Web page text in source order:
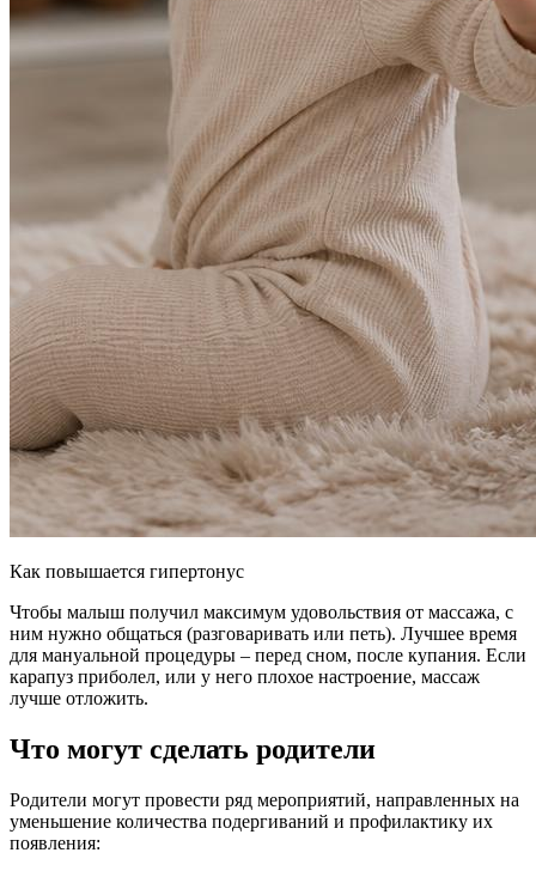
Как повышается гипертонус
Чтобы малыш получил максимум удовольствия от массажа, с
ним нужно общаться (разговаривать или петь). Лучшее время
для мануальной процедуры – перед сном, после купания. Если
карапуз приболел, или у него плохое настроение, массаж
лучше отложить.
Что могут сделать родители
Родители могут провести ряд мероприятий, направленных на
уменьшение количества подергиваний и профилактику их
появления: